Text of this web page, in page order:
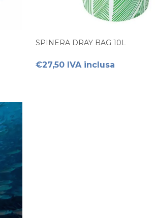
SPINERA DRAY BAG 10L
€27,50 IVA inclusa